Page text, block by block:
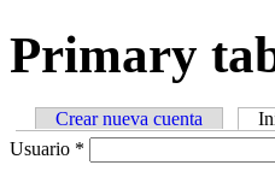
Primary
Crear nueva cuenta
Usuario *